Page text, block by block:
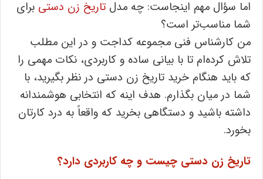
اما سؤال مهم اینجاست: چه مدلتاریخ ‌زن دستیبرای
شما مناسب‌تر است؟
من کارشناس فنی مجموعه کداجت و در این مطلب
تلاش کرده‌ام تا با بیانی ساده و کاربردی، نکات مهمی را
که باید هنگام خرید تاریخ ‌زن دستی در نظر بگیرید، با
شما در میان بگذارم. هدف اینه که انتخابی هوشمندانه
داشته باشید و دستگاهی بخرید که واقعاً به درد کارتان
بخورد.
تاریخ ‌زن دستی چیست و چه کاربردی دارد؟